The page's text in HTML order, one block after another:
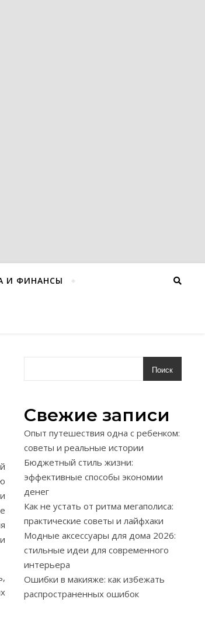
И ФИНАНСЫ
Поиск
Свежие записи
Опыт путешествия одна с ребенком:
советы и реальные истории
Бюджетный стиль жизни:
эффективные способы экономии
денег
Как не устать от ритма мегаполиса:
практические советы и лайфхаки
Модные аксессуары для дома 2026:
стильные идеи для современного
интерьера
Ошибки в макияже: как избежать
распространенных ошибок